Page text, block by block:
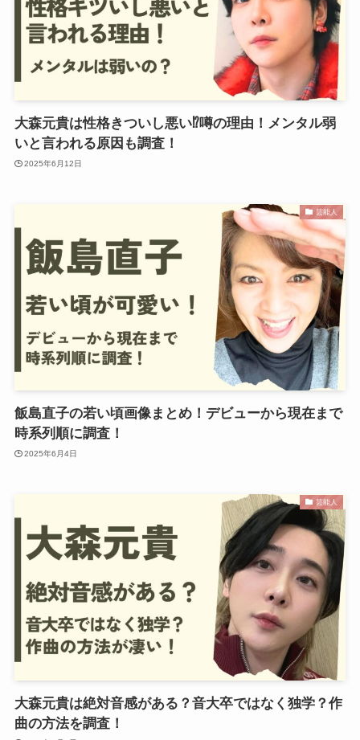
大森元貴は性格きついし悪い⁉︎噂の理由！メンタル弱
いと言われる原因も調査！
2025年6月12日
芸能人
飯島直子の若い頃画像まとめ！デビューから現在まで
時系列順に調査！
2025年6月4日
芸能人
大森元貴は絶対音感がある？音大卒ではなく独学？作
曲の方法を調査！